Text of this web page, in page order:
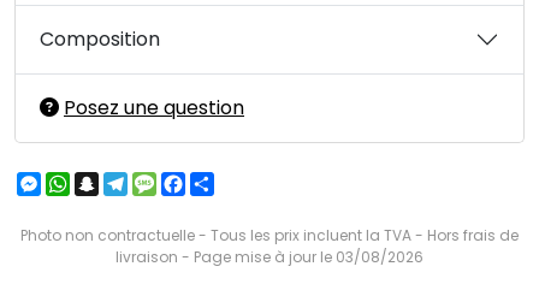
Composition
Posez une question
Messenger
WhatsApp
Snapchat
Telegram
MessageFacebook
Photo non contractuelle - Tous les prix incluent la TVA - Hors frais de
livraison - Page mise à jour le 03/08/2026